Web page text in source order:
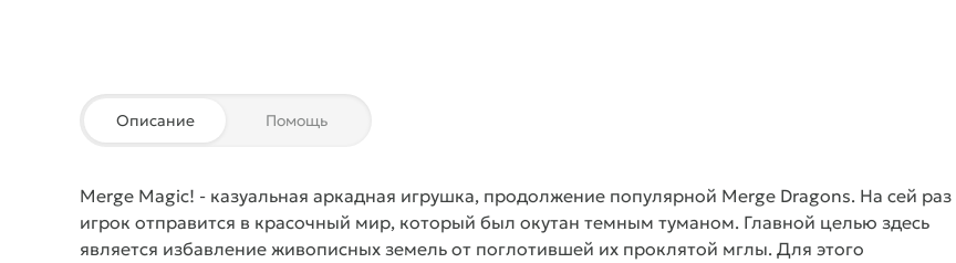
Описание Помощь
Merge Magic! - казуальная аркадная игрушка, продолжение популярной Merge Dragons. На сей раз
игрок отправится в красочный мир, который был окутан темным туманом. Главной целью здесь
является избавление живописных земель от поглотившей их проклятой мглы. Для этого